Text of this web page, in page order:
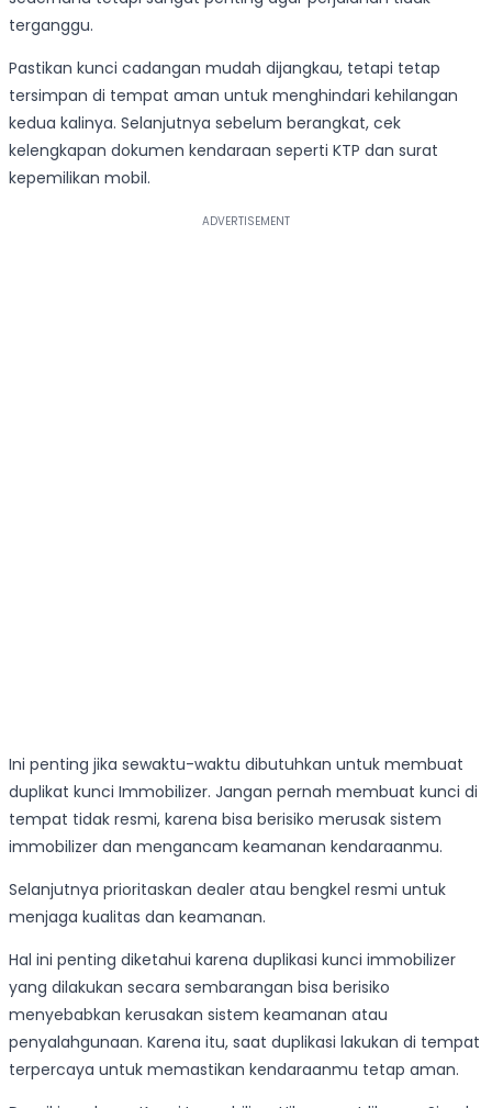
terganggu.
Pastikan kunci cadangan mudah dijangkau, tetapi tetap
tersimpan di tempat aman untuk menghindari kehilangan
kedua kalinya. Selanjutnya sebelum berangkat, cek
kelengkapan dokumen kendaraan seperti KTP dan surat
kepemilikan mobil.
Ini penting jika sewaktu-waktu dibutuhkan untuk membuat
duplikat kunci Immobilizer. Jangan pernah membuat kunci di
tempat tidak resmi, karena bisa berisiko merusak sistem
immobilizer dan mengancam keamanan kendaraanmu.
Selanjutnya prioritaskan dealer atau bengkel resmi untuk
menjaga kualitas dan keamanan.
Hal ini penting diketahui karena duplikasi kunci immobilizer
yang dilakukan secara sembarangan bisa berisiko
menyebabkan kerusakan sistem keamanan atau
penyalahgunaan. Karena itu, saat duplikasi lakukan di tempat
terpercaya untuk memastikan kendaraanmu tetap aman.